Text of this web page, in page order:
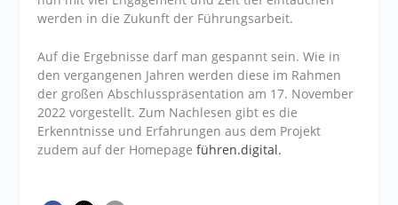
werden in die Zukunft der Führungsarbeit.
Auf die Ergebnisse darf man gespannt sein. Wie in
den vergangenen Jahren werden diese im Rahmen
der großen Abschlusspräsentation am 17. November
2022 vorgestellt. Zum Nachlesen gibt es die
Erkenntnisse und Erfahrungen aus dem Projekt
zudem auf der Homepageführen.digital.